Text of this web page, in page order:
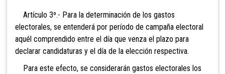
Artículo 3º.- Para la determinación de los gastos
electorales, se entenderá por período de campaña electoral
aquél comprendido entre el día que venza el plazo para
declarar candidaturas y el día de la elección respectiva.
Para este efecto, se considerarán gastos electorales los